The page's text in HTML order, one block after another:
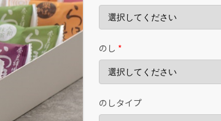
のし *
のしタイプ